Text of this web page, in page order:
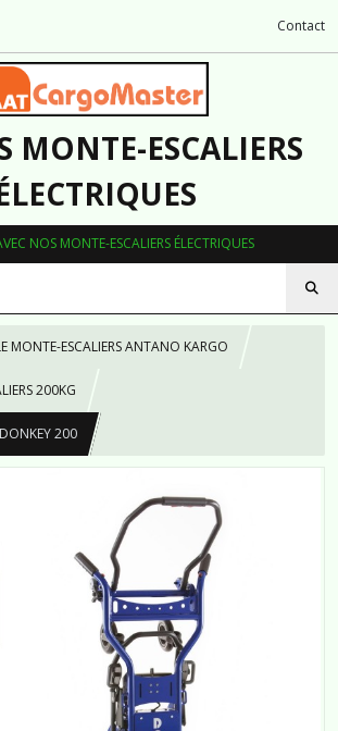
Contact
MONTE-ESCALIERS
NOS MONTE-ESCALIERS ÉLECTRIQUES
MONTE-ESCALIERS ANTANO KARGO
200KG
200